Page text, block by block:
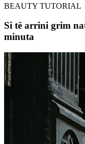
BEAUTY TUTORIAL
Si të arrini grim
minuta